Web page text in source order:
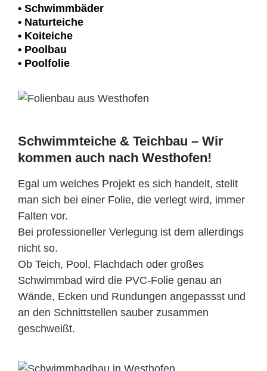
• Schwimm­bäder
• Naturteiche
• Koiteiche
• Poolbau
• Poolfolie
Schwimmteiche & Teichbau – Wir
kommen auch nach Westhofen!
Egal um welches Projekt es sich handelt, stellt
man sich bei einer Folie, die verlegt wird, immer
Falten vor.
Bei professioneller Verlegung ist dem allerdings
nicht so.
Ob Teich, Pool, Flachdach oder großes
Schwimmbad wird die PVC-Folie genau an
Wände, Ecken und Rundungen angepassst und
an den Schnittstellen sauber zusammen
geschweißt.